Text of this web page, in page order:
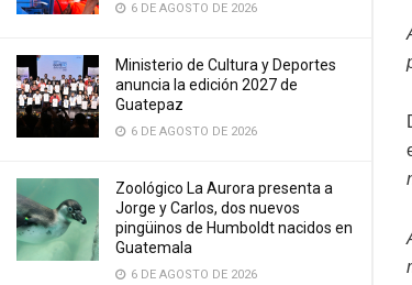
6 DE AGOSTO DE 2026
Ministerio de Cultura y Deportes
anuncia la edición 2027 de
Guatepaz
6 DE AGOSTO DE 2026
Zoológico La Aurora presenta a
Jorge y Carlos, dos nuevos
pingüinos de Humboldt nacidos en
Guatemala
6 DE AGOSTO DE 2026